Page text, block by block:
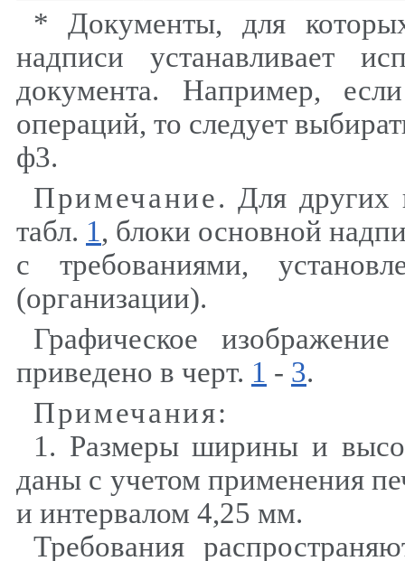
* Документы, для
надписи устанавливает
документа. Например,
операций, то следует
ф3.
Примечание. Для других
табл. 1, блоки основной
с требованиями,
(организации).
Графическое
приведено в черт. 1 - 3.
Примечания:
1. Размеры ширины и
даны с учетом применения
и интервалом 4,25 мм.
Требования